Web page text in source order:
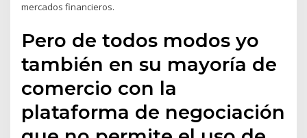
mercados financieros.
Pero de todos modos yo
también en su mayoría de
comercio con la
plataforma de negociación